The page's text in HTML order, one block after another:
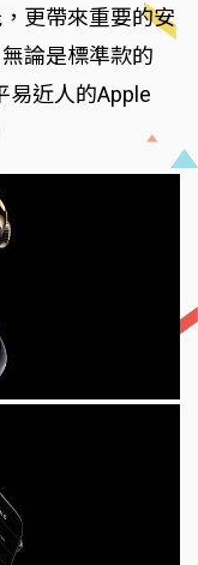
更帶來重要的安
論是標準款的
易近人的Apple